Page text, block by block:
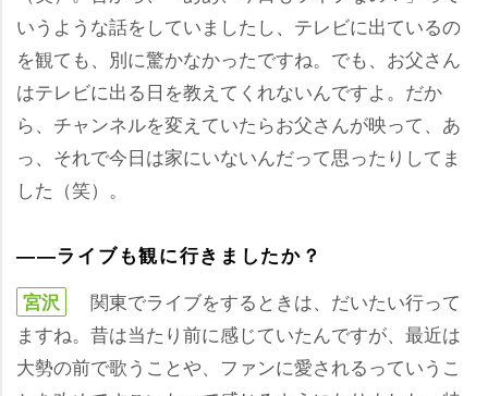
いうような話をしていましたし、テレビに出ているの
を観ても、別に驚かなかったですね。でも、お父さん
はテレビに出る日を教えてくれないんですよ。だか
ら、チャンネルを変えていたらお父さんが映って、あ
っ、それで今日は家にいないんだって思ったりしてま
した（笑）。
――ライブも観に行きましたか？
宮沢
関東でライブをするときは、だいたい行って
ますね。昔は当たり前に感じていたんですが、最近は
大勢の前で歌うことや、ファンに愛されるっていうこ